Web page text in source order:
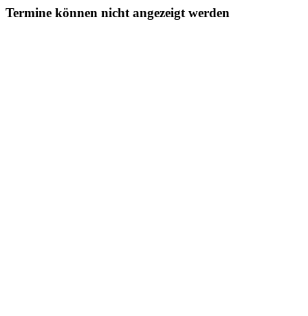
Termine können nicht angezeigt werden